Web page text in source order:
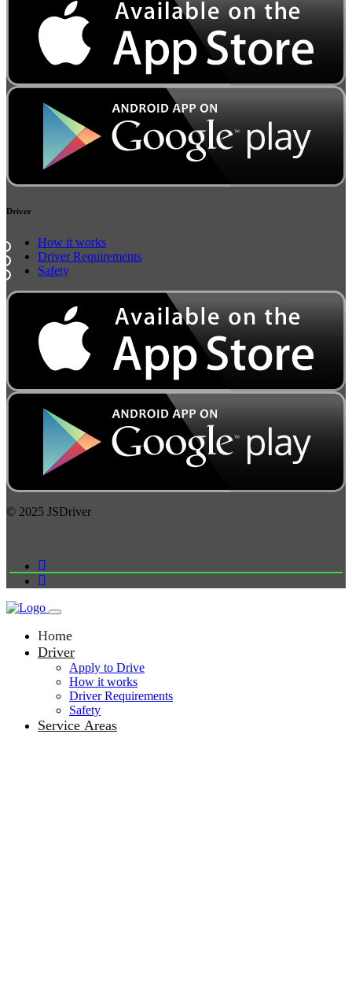
Driver
How it works
Driver Requirements
Safety
© 2025 JSDriver
Home
Driver
Apply to Drive
How it works
Driver Requirements
Safety
Service Areas